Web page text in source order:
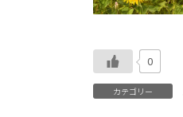
0
カテゴリー